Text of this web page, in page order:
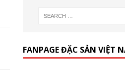
FANPAGE ĐẶC SẢN VIỆT